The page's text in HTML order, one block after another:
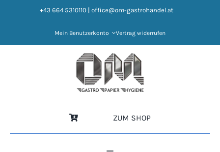
+43 664 5310110 office@om-gastrohandel.at
Mein Benutzerkonto Vertrag widerrufen
ZUM SHOP